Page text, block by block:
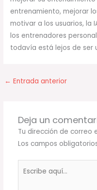
entrenamiento, mejorar
motivar a los usuarios, la
los entrenadores
todavía está lejos de ser
← Entrada anterior
Deja un
Tu dirección de correo
Los campos